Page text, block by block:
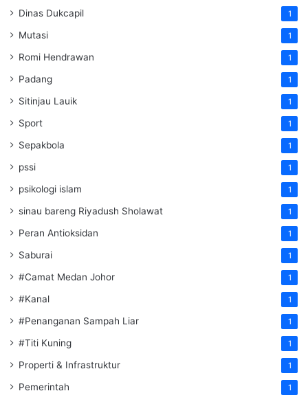
Dinas Dukcapil 1
Mutasi 1
Romi Hendrawan 1
Padang 1
Sitinjau Lauik 1
Sport 1
Sepakbola 1
pssi 1
psikologi islam 1
sinau bareng Riyadush Sholawat 1
Peran Antioksidan 1
Saburai 1
#Camat Medan Johor 1
#Kanal 1
#Penanganan Sampah Liar 1
#Titi Kuning 1
Properti & Infrastruktur 1
Pemerintah 1